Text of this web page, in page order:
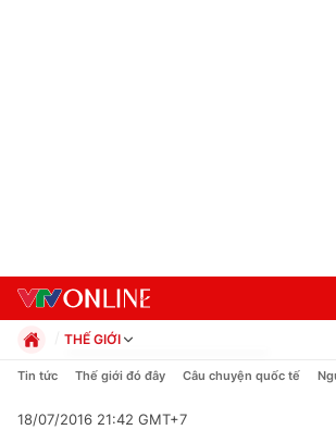
THẾ GIỚI
Chính trị
Pháp luật
Tin tức Thế giới đó đây Câu chuyện quốc tế
18/07/2016 21:42 GMT+7